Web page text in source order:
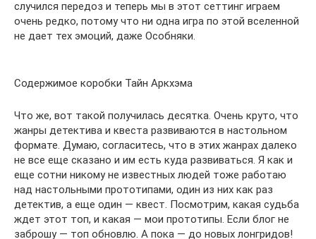
случился передоз и теперь мы в этот сеттинг играем
очень редко, потому что ни одна игра по этой вселенной
не дает тех эмоций, даже Особняки.
Содержимое коробки Тайн Аркхэма
Что же, вот такой получилась десятка. Очень круто, что
жанры детектива и квеста развиваются в настольном
формате. Думаю, согласитесь, что в этих жанрах далеко
не все еще сказано и им есть куда развиваться. Я как и
еще сотни никому не известных людей тоже работаю
над настольными прототипами, один из них как раз
детектив, а еще один — квест. Посмотрим, какая судьба
ждет этот топ, и какая — мои прототипы. Если блог не
заброшу — топ обновлю. А пока — до новых лонгридов!